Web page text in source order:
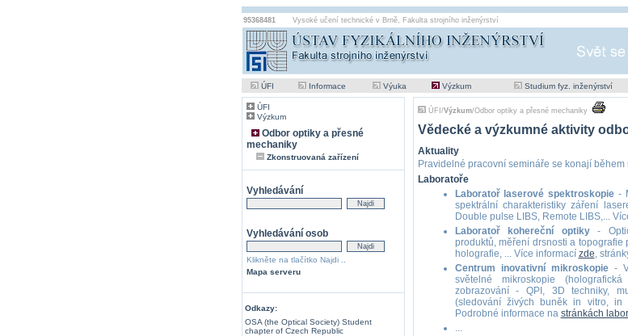
95368481 Vysoké učení technické v Brně, Fakulta strojního inženýrství
ÚFI Informace Výuka Výzkum Studium fyz. inženýrství
ÚFI
Výzkum
Odbor optiky a přesné
mechaniky
Zkonstruovaná zařízení
Vyhledávání
Vyhledávání osob
Klikněte na tlačítko Najdi ..
Mapa serveru
Odkazy:
OSA (the Optical Society) Student
chapter of Czech Republic
ÚFI /Výzkum/Odbor optiky a přesné mechaniky
Vědecké a výzkumné aktivity
Aktuality
Pravidelné pracovní semináře se konají
Laboratoře
Laboratoř laserové spektroskopie -
spektrální charakteristiky záření
Double pulse LIBS, Remote LIBS,...
Laboratoř kohereční optiky-
produktů, měření drsnosti a
holografie, ... Více informací zde,
Centrum inovativní mikroskopie-
světelné mikroskopie
zobrazování - QPI, 3D techniky,
(sledování živých buněk in vitro, in
Podrobné informace na stránkách
...